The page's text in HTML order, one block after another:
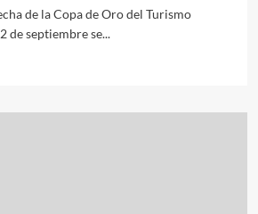
de la Copa de Oro del Turismo
de septiembre se...